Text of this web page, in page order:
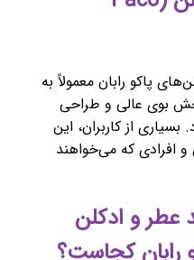
پاکو رابان معمولاً به
بوی عالی و طراحی
از کاربران، این
افرادی که می‌خواهند
عطر و ادکلن